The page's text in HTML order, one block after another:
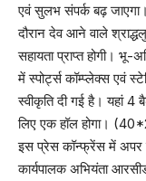
एवं सुलभ संपर्क बढ़
दौरान देव आने वाले
सहायता प्राप्त होगी। भू-
में स्पोर्ट्स कॉम्प्लेक्स एवं
स्वीकृति दी गई है। यहां 4
लिए एक हॉल होगा।
इस प्रेस कॉन्फ्रेंस में अपर
कार्यपालक अभियंता